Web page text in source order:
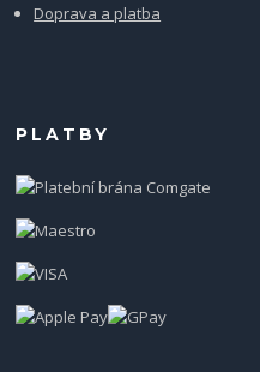
Doprava a platba
PLATBY